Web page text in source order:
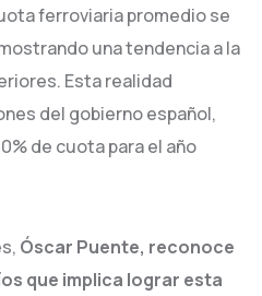
ferroviaria promedio se
una tendencia a la
Esta realidad
del gobierno español,
de cuota para el año
Óscar Puente, reconoce
que implica lograr esta